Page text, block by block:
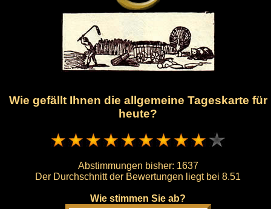
Wie gefällt Ihnen die allgemeine Tageskarte für
heute?
Abstimmungen bisher: 1637
Der Durchschnitt der Bewertungen liegt bei 8.51
Wie stimmen Sie ab?